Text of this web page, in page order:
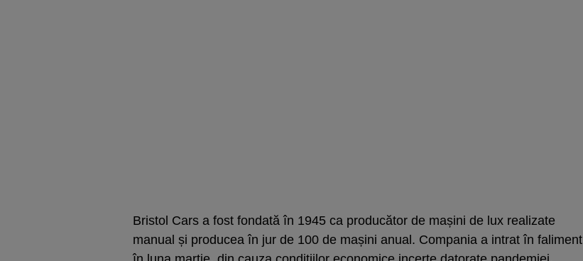
Bristol Cars a fost fondată în 1945 ca producător de mașini de lux realizate
manual și producea în jur de 100 de mașini anual. Compania a intrat în faliment